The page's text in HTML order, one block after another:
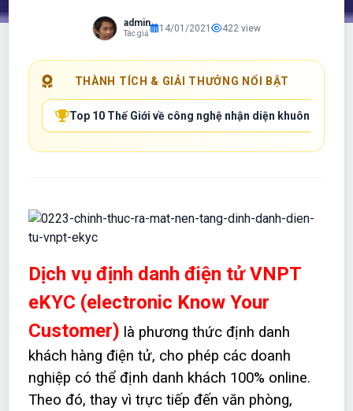
admin
Tác giả 14/01/2021 422 view
THÀNH TÍCH & GIẢI THƯỞNG NỔI BẬT
Top 10 Thế Giới về công nghệ nhận diện khuôn mặt
Dịch vụ định danh điện tử VNPT
eKYC (electronic Know Your
Customer) là phương thức định danh
khách hàng điện tử, cho phép các doanh
nghiệp có thể định danh khách 100% online.
Theo đó, thay vì trực tiếp đến văn phòng,